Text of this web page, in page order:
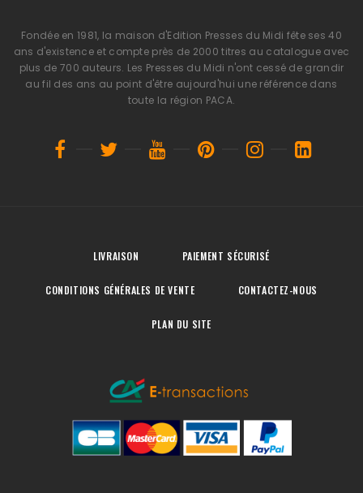
Fondée en 1981, la maison d'Edition Presses du Midi fête ses 40
ans d'existence et compte près de 2000 titres au catalogue avec
plus de 700 auteurs. Les Presses du Midi n'ont cessé de grandir
au fil des ans au point d'être aujourd'hui une référence dans
toute la région PACA.
LIVRAISON PAIEMENT SÉCURISÉ
CONDITIONS GÉNÉRALES DE VENTE CONTACTEZ-NOUS
PLAN DU SITE